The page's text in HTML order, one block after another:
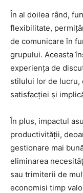
În al doilea rând,
flexibilitate,
de comunicare în
grupului. Aceasta
experiența de
stilului lor de lucru,
satisfacției și
În plus, impactul
productivității,
gestionare mai
eliminarea
sau trimiterii de
economisi timp